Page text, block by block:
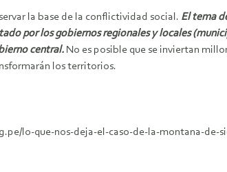
la base de la conflictividad social. El tema
por los gobiernos regionales y locales
central. No es posible que se inviertan
los territorios.
lo-que-nos-deja-el-caso-de-la-montana-de-